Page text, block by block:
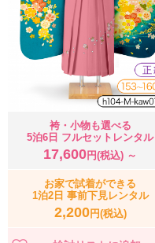
袴・小物も選べる
5泊6日 フルセットレンタル
17,600 円(税込) ～
お家で試着ができる
1泊2日 事前下見レンタル
2,200円(税込)